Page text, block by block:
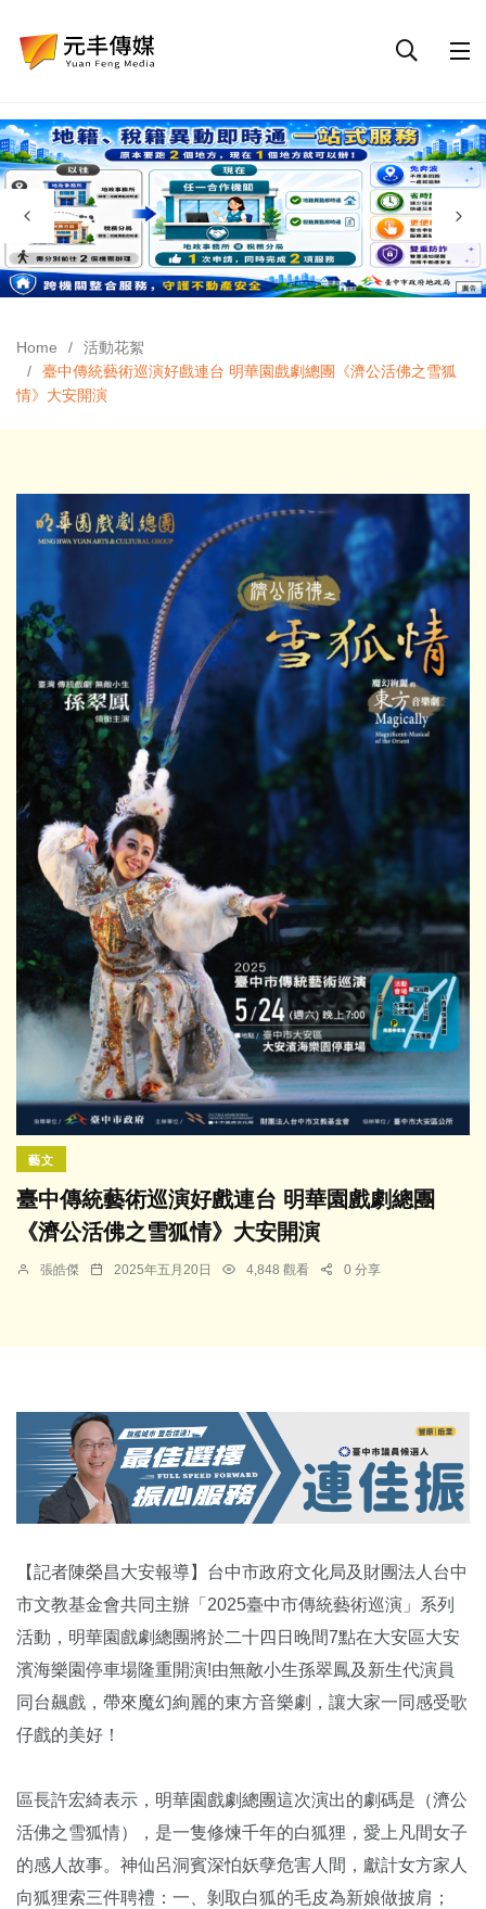
Home
活動花絮
臺中傳統藝術巡演好戲連台 明華園戲劇總團《濟公活佛之雪狐
情》大安開演
藝文
臺中傳統藝術巡演好戲連台 明華園戲劇總團
《濟公活佛之雪狐情》大安開演
張皓傑 2025年五月20日 4,848 觀看 0 分享
【記者陳榮昌大安報導】台中市政府文化局及財團法人台中
市文教基金會共同主辦「2025臺中市傳統藝術巡演」系列
活動，明華園戲劇總團將於二十四日晚間7點在大安區大安
濱海樂園停車場隆重開演!由無敵小生孫翠鳳及新生代演員
同台飆戲，帶來魔幻絢麗的東方音樂劇，讓大家一同感受歌
仔戲的美好！
區長許宏綺表示，明華園戲劇總團這次演出的劇碼是（濟公
活佛之雪狐情），是一隻修煉千年的白狐狸，愛上凡間女子
的感人故事。神仙呂洞賓深怕妖孽危害人間，獻計女方家人
向狐狸索三件聘禮：一、剝取白狐的毛皮為新娘做披肩；